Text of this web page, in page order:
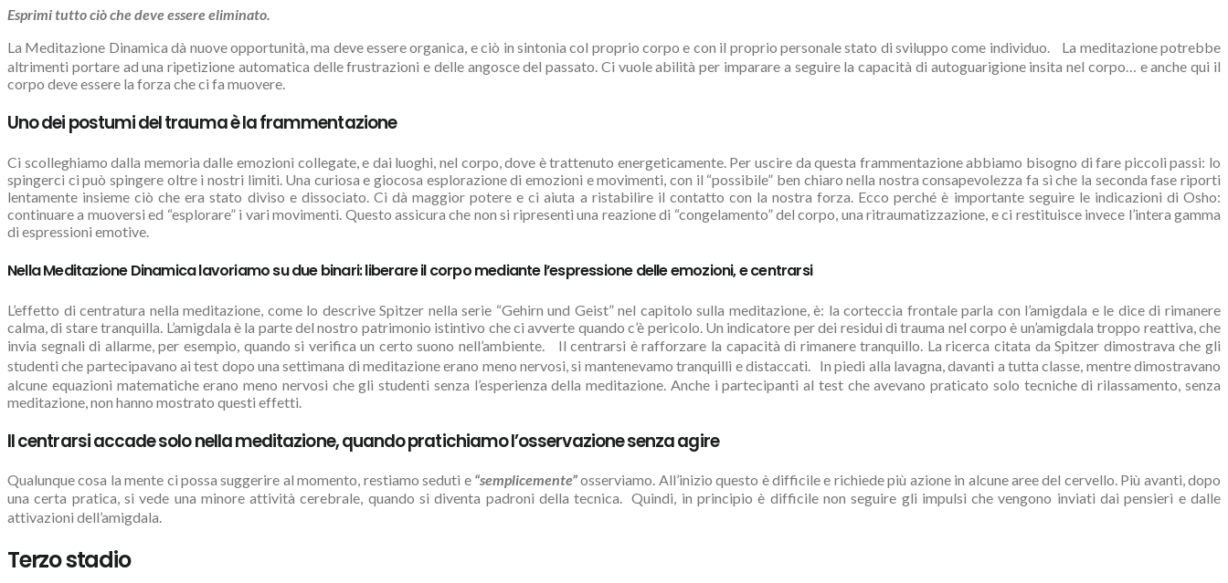
Esprimi tutto ciò che deve essere eliminato.
La Meditazione Dinamica dà nuove opportunità, ma deve essere organica, e ciò in sintonia col proprio corpo e con il proprio personale stato di sviluppo come individuo. La meditazione potrebbe
altrimenti portare ad una ripetizione automatica delle frustrazioni e delle angosce del passato. Ci vuole abilità per imparare a seguire la capacità di autoguarigione insita nel corpo… e anche qui il
corpo deve essere la forza che ci fa muovere.
Uno dei postumi del trauma è la frammentazione
Ci scolleghiamo dalla memoria dalle emozioni collegate, e dai luoghi, nel corpo, dove è trattenuto energeticamente. Per uscire da questa frammentazione abbiamo bisogno di fare piccoli passi: lo
spingerci ci può spingere oltre i nostri limiti. Una curiosa e giocosa esplorazione di emozioni e movimenti, con il “possibile” ben chiaro nella nostra consapevolezza fa sì che la seconda fase riporti
lentamente insieme ciò che era stato diviso e dissociato. Ci dà maggior potere e ci aiuta a ristabilire il contatto con la nostra forza. Ecco perché è importante seguire le indicazioni di Osho:
continuare a muoversi ed “esplorare” i vari movimenti. Questo assicura che non si ripresenti una reazione di “congelamento” del corpo, una ritraumatizzazione, e ci restituisce invece l’intera gamma
di espressioni emotive.
Nella Meditazione Dinamica lavoriamo su due binari: liberare il corpo mediante l’espressione delle emozioni, e centrarsi
L’effetto di centratura nella meditazione, come lo descrive Spitzer nella serie “Gehirn und Geist” nel capitolo sulla meditazione, è: la corteccia frontale parla con l’amigdala e le dice di rimanere
calma, di stare tranquilla. L’amigdala è la parte del nostro patrimonio istintivo che ci avverte quando c’è pericolo. Un indicatore per dei residui di trauma nel corpo è un’amigdala troppo reattiva, che
invia segnali di allarme, per esempio, quando si verifica un certo suono nell’ambiente. Il centrarsi è rafforzare la capacità di rimanere tranquillo. La ricerca citata da Spitzer dimostrava che gli
studenti che partecipavano ai test dopo una settimana di meditazione erano meno nervosi, si mantenevamo tranquilli e distaccati. In piedi alla lavagna, davanti a tutta classe, mentre dimostravano
alcune equazioni matematiche erano meno nervosi che gli studenti senza l’esperienza della meditazione. Anche i partecipanti al test che avevano praticato solo tecniche di rilassamento, senza
meditazione, non hanno mostrato questi effetti.
Il centrarsi accade solo nella meditazione, quando pratichiamo l’osservazione senza agire
Qualunque cosa la mente ci possa suggerire al momento, restiamo seduti e “semplicemente”osserviamo. All’inizio questo è difficile e richiede più azione in alcune aree del cervello. Più avanti, dopo
una certa pratica, si vede una minore attività cerebrale, quando si diventa padroni della tecnica. Quindi, in principio è difficile non seguire gli impulsi che vengono inviati dai pensieri e dalle
attivazioni dell’amigdala.
Terzo stadio